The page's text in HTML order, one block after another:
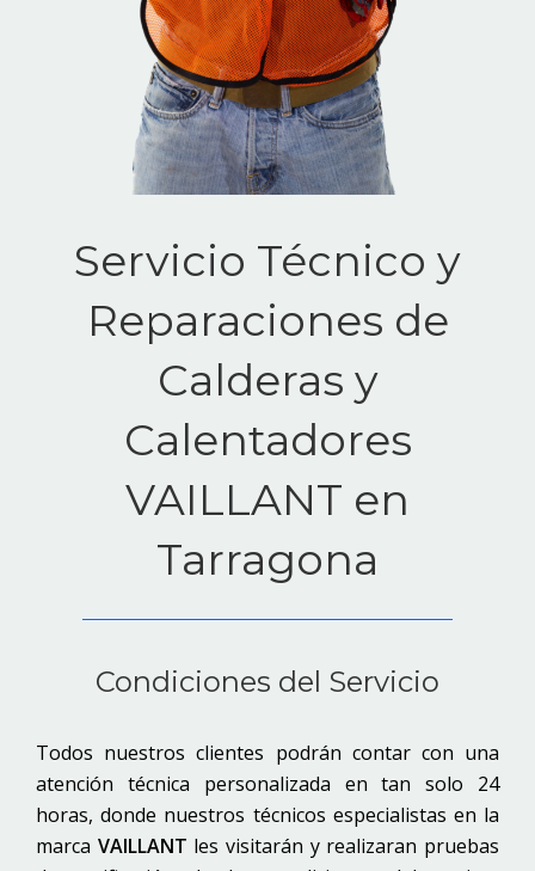
Servicio Técnico y
Reparaciones de
Calderas y
Calentadores
VAILLANT en
Tarragona
Condiciones del Servicio
Todos nuestros clientes podrán contar con una
atención técnica personalizada en tan solo 24
horas, donde nuestros técnicos especialistas en la
marca VAILLANT les visitarán y realizaran pruebas